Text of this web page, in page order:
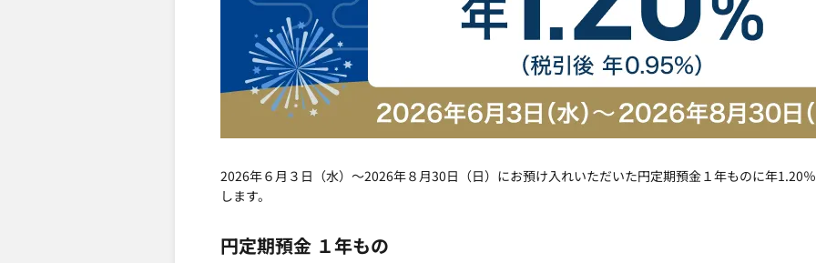
2026年６月３日（水）～2026年８月30日（日）にお預け入れいただいた円定期預金１年ものに年1.20
します。
円定期預金 １年もの